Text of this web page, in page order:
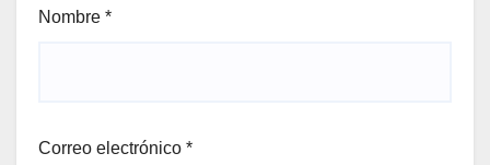
Nombre *
Correo electrónico *